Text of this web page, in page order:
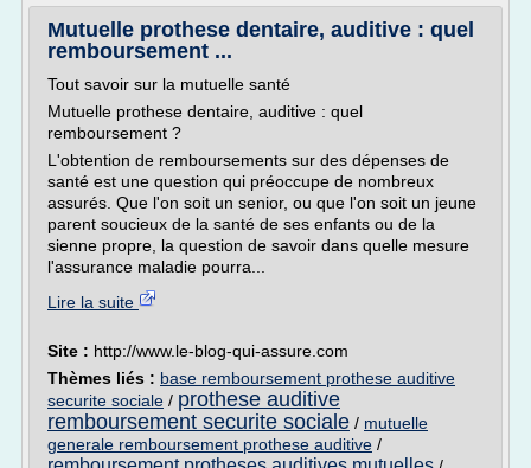
Mutuelle prothese dentaire, auditive : quel
remboursement ...
Tout savoir sur la mutuelle santé
Mutuelle prothese dentaire, auditive : quel
remboursement ?
L'obtention de remboursements sur des dépenses de
santé est une question qui préoccupe de nombreux
assurés. Que l'on soit un senior, ou que l'on soit un jeune
parent soucieux de la santé de ses enfants ou de la
sienne propre, la question de savoir dans quelle mesure
l'assurance maladie pourra...
Lire la suite
Site : http://www.le-blog-qui-assure.com
Thèmes liés : base remboursement prothese auditive
securite sociale / prothese auditive
remboursement securite sociale / mutuelle
generale remboursement prothese auditive /